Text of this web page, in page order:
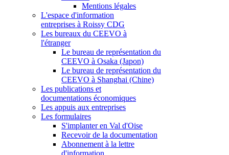
Mentions légales
L'espace d'information
entreprises à Roissy CDG
Les bureaux du CEEVO à
l'étranger
Le bureau de représentation du
CEEVO à Osaka (Japon)
Le bureau de représentation du
CEEVO à Shanghai (Chine)
Les publications et
documentations économiques
Les appuis aux entreprises
Les formulaires
S'implanter en Val d'Oise
Recevoir de la documentation
Abonnement à la lettre
d'information